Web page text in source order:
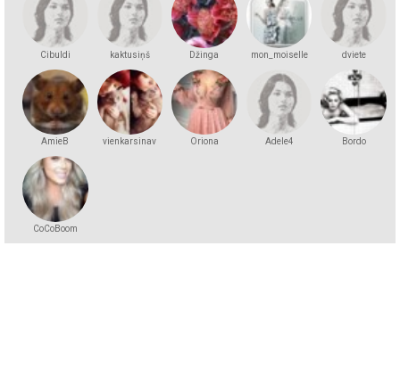
Cibuldi kaktusiņš Džinga mon_moiselle dviete
AmieB vienkarsinav Oriona Adele4 Bordo
CoCoBoom